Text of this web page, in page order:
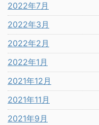
2022年7月
2022年3月
2022年2月
2022年1月
2021年12月
2021年11月
2021年9月